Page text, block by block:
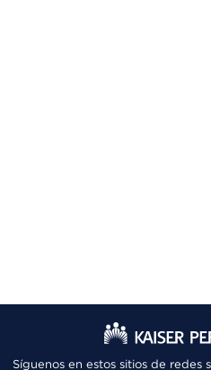
Síguenos en estos sitios de redes